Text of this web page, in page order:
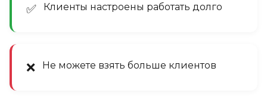
✅ Клиенты настроены работать долго
❌ Не можете взять больше клиентов